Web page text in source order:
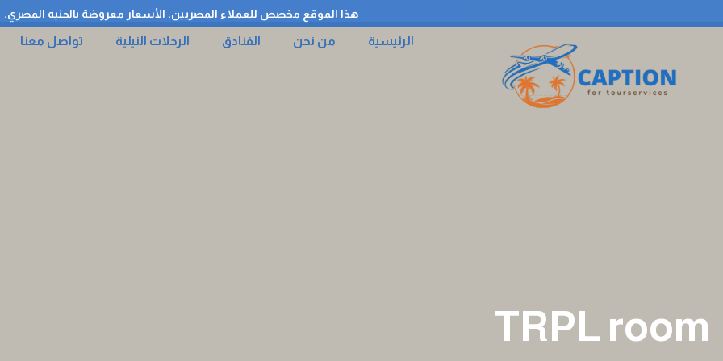
هذا الموقع مخصص للعملاء المصريين. الأسعار معروضة بالجنيه المصري.
الرئيسية من نحن الفنادق الرحلات النيلية تواصل معنا
TRPL room